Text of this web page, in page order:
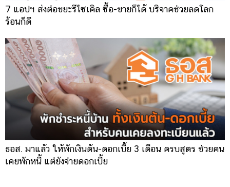
7 แอปฯ ส่งต่อขยะรีไซเคิล ซื้อ-ขายก็ได้ บริจาคช่วยลดโลก
ร้อนก็ดี
ธอส. มาแล้ว ให้พักเงินต้น-ดอกเบี้ย 3 เดือน ครบสูตร ช่วยคน
เคยพักหนี้ แต่ยังจ่ายดอกเบี้ย